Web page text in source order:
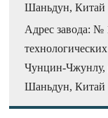
Шаньдун, Китай
Адрес завода: №
Чунцин-Чжунлу,
Шаньдун, Китай